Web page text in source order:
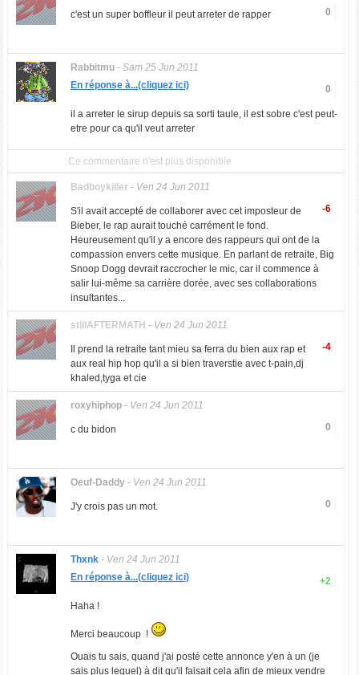
0
c'est un super boffleur il peut arreter de rapper
Rabbitmu- Sam 25 Jun 2011
0
En réponse à...(cliquez ici)
il a arreter le sirup depuis sa sorti taule, il est sobre c'est peut-
etre pour ca qu'il veut arreter
Ce commentaire n'est plus disponible
Badboykiller - Ven 24 Jun 2011
-6
S'il avait accepté de collaborer avec cet imposteur de
Bieber, le rap aurait touché carrément le fond.
Heureusement qu'il y a encore des rappeurs qui ont de la
compassion envers cette musique. En parlant de retraite, Big
Snoop Dogg devrait raccrocher le mic, car il commence à
salir lui-même sa carrière dorée, avec ses collaborations
insultantes...
stillAFTERMATH - Ven 24 Jun 2011
-4
Il prend la retraite tant mieu sa ferra du bien aux rap et
aux real hip hop qu'il a si bien traverstie avec t-pain,dj
khaled,tyga et cie
roxyhiphop- Ven 24 Jun 2011
0
c du bidon
Oeuf-Daddy- Ven 24 Jun 2011
0
J'y crois pas un mot.
Thxnk- Ven 24 Jun 2011
+2
En réponse à...(cliquez ici)
Haha !
Merci beaucoup !
Ouais tu sais, quand j'ai posté cette annonce y'en à un (je
sais plus lequel) à dit qu'il faisait cela afin de mieux vendre